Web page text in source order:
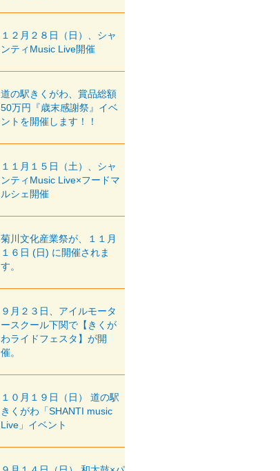
１２月２８日（日）、シャ
ンティMusic Live開催
道の駅きくがわ、賞品総額
50万円『歳末感謝祭』イベ
ントを開催します！！
１１月１５日（土）、シャ
ンティMusic Live×フードマ
ルシェ開催
菊川文化産業祭が、１１月
１６日 (日) に開催されま
す。
９月２３日、アイルモータ
ースクール下関で【きくが
わライドフェスタ】が開
催。
１０月１９日（日） 道の駅
きくがわ「SHANTI music
Live」イベント